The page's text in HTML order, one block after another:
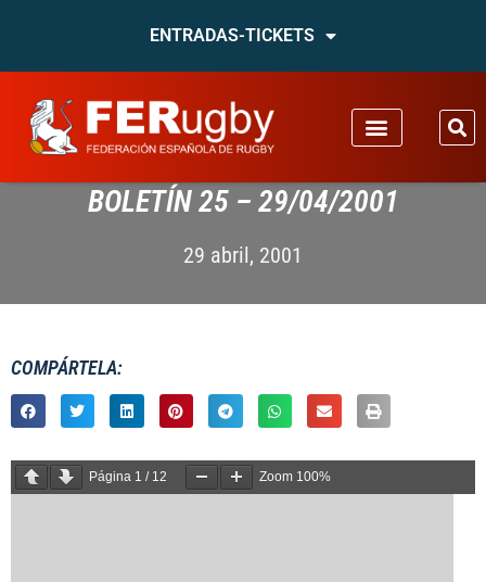
ENTRADAS-TICKETS
BOLETÍN 25 – 29/04/2001
29 abril, 2001
COMPÁRTELA:
Página 1 / 12 Zoom 100%